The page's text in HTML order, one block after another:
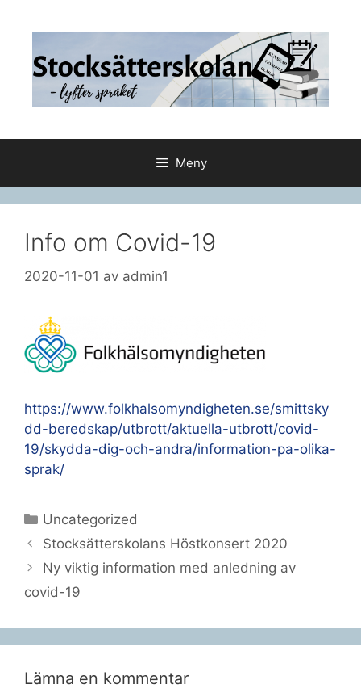
Meny
Info om Covid-19
2020-11-01 av admin1
https://www.folkhalsomyndigheten.se/smittsky
dd-beredskap/utbrott/aktuella-utbrott/covid-
19/skydda-dig-och-andra/information-pa-olika-
sprak/
Kategorier
Uncategorized
Stocksätterskolans Höstkonsert 2020
Ny viktig information med anledning av
covid-19
Lämna en kommentar